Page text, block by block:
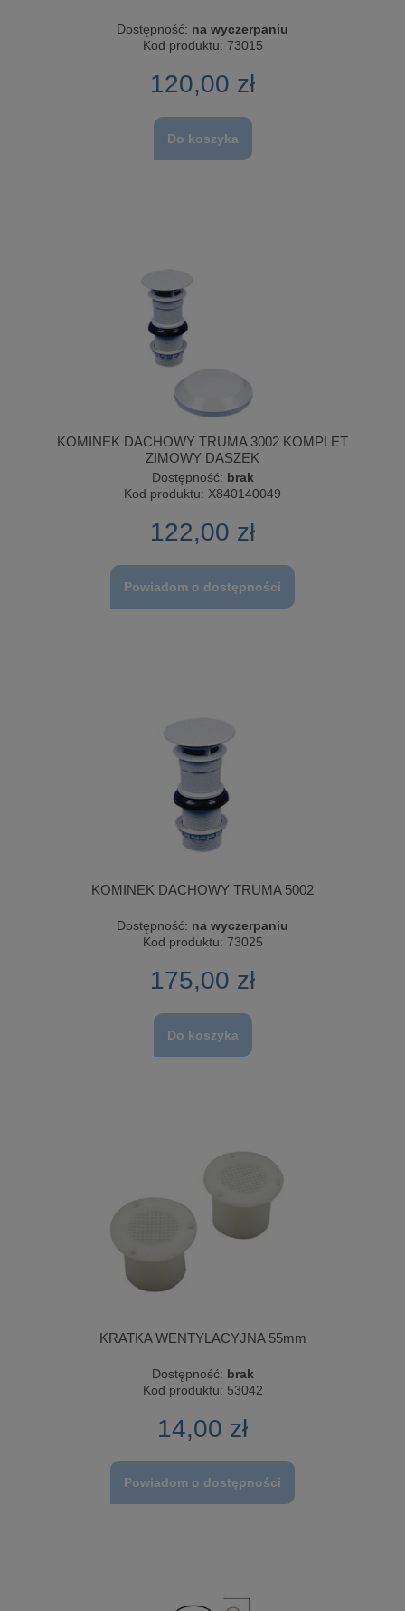
Dostępność: na wyczerpaniu
Kod produktu: 73015
120,00 zł
Do koszyka
KOMINEK DACHOWY TRUMA 3002 KOMPLET
ZIMOWY DASZEK
Dostępność: brak
Kod produktu: X840140049
122,00 zł
Powiadom o dostępności
KOMINEK DACHOWY TRUMA 5002
Dostępność: na wyczerpaniu
Kod produktu: 73025
175,00 zł
Do koszyka
KRATKA WENTYLACYJNA 55mm
Dostępność: brak
Kod produktu: 53042
14,00 zł
Powiadom o dostępności